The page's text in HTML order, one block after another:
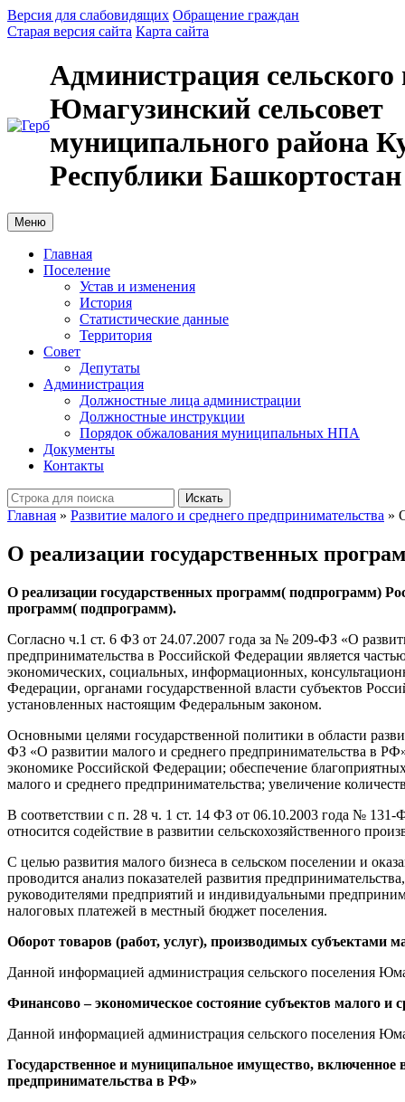
Версия для слабовидящих Обращение граждан
Старая версия сайта Карта сайта
Администрация сельского
Юмагузинский сельсовет
муниципального района
Республики Башкортостан
Меню
Главная
Поселение
Устав и изменения
История
Статистические данные
Территория
Совет
Депутаты
Администрация
Должностные лица администрации
Должностные инструкции
Порядок обжалования муниципальных НПА
Документы
Контакты
Искать
Главная » Развитие малого и среднего предпринимательства »
О реализации государственных
О реализации государственных программ( подпрограмм)
программ( подпрограмм).
Согласно ч.1 ст. 6 ФЗ от 24.07.2007 года за № 209-ФЗ «О
предпринимательства в Российской Федерации является
экономических, социальных, информационных,
Федерации, органами государственной власти субъектов
установленных настоящим Федеральным законом.
Основными целями государственной политики в области
ФЗ «О развитии малого и среднего предпринимательства в
экономике Российской Федерации; обеспечение
малого и среднего предпринимательства; увеличение
В соответствии с п. 28 ч. 1 ст. 14 ФЗ от 06.10.2003 года №
относится содействие в развитии сельскохозяйственного
С целью развития малого бизнеса в сельском поселении и
проводится анализ показателей развития
руководителями предприятий и индивидуальными
налоговых платежей в местный бюджет поселения.
Оборот товаров (работ, услуг), производимых субъектами
Данной информацией администрация сельского поселения
Финансово – экономическое состояние субъектов малого и
Данной информацией администрация сельского поселения
Государственное и муниципальное имущество,
предпринимательства в РФ»